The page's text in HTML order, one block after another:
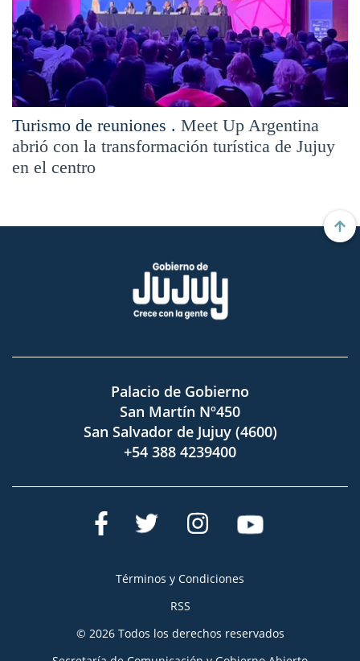
Turismo de reuniones . Meet Up Argentina
abrió con la transformación turística de Jujuy
en el centro
Palacio de Gobierno
San Martín Nº450
San Salvador de Jujuy (4600)
+54 388 4239400
Términos y Condiciones
RSS
© 2026 Todos los derechos reservados